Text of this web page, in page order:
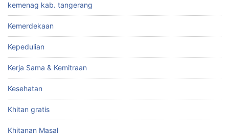
kemenag kab. tangerang
Kemerdekaan
Kepedulian
Kerja Sama & Kemitraan
Kesehatan
Khitan gratis
Khitanan Masal